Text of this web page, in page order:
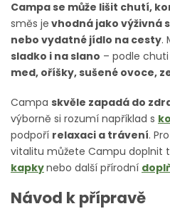
Campa se může lišit chutí,
směs je vhodná jako výživná
nebo vydatné jídlo na cesty.
sladko i na slano – podle chuti
med, oříšky, sušené ovoce,
Campa skvěle zapadá do
výborně si rozumí například s
podpoří relaxaci a trávení.
vitalitu můžete Campu doplnit
kapkynebo další přírodní
Návod k přípravě